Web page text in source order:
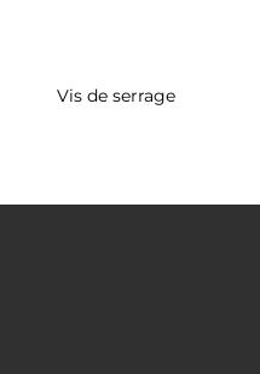
Vis de serrage